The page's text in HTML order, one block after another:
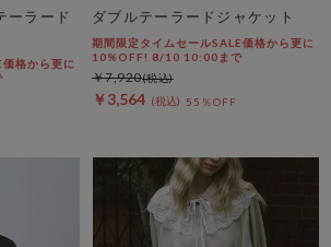
ーラード
格から更に
ダブルテーラードジャケット
期間限定タイムセールSALE価格から更に
10%OFF! 8/10 10:00まで
￥3,564 55％OFF
￥7,920